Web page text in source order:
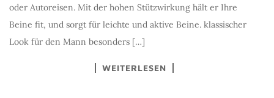
oder Autoreisen. Mit der hohen Stützwirkung hält er Ihre
Beine fit, und sorgt für leichte und aktive Beine. klassischer
Look für den Mann besonders […]
WEITERLESEN